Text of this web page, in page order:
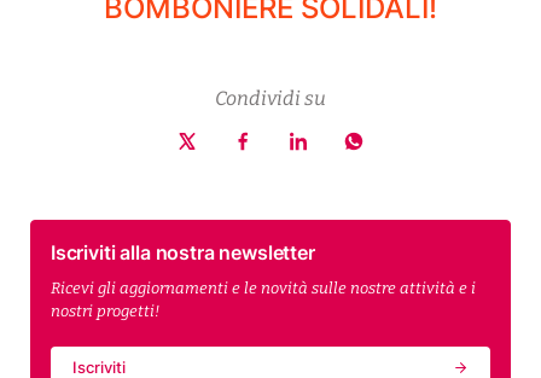
BOMBONIERE SOLIDALI!
Iscriviti alla nostra newsletter
Ricevi gli aggiornamenti e le novità sulle nostre attività e i
nostri progetti!
Iscriviti
Condividi su